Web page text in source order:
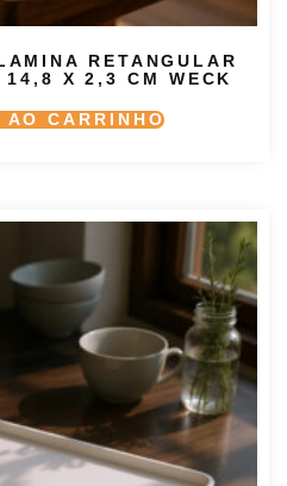
RETANGULAR
14,8 X 2,3 CM WECK
AO CARRINHO